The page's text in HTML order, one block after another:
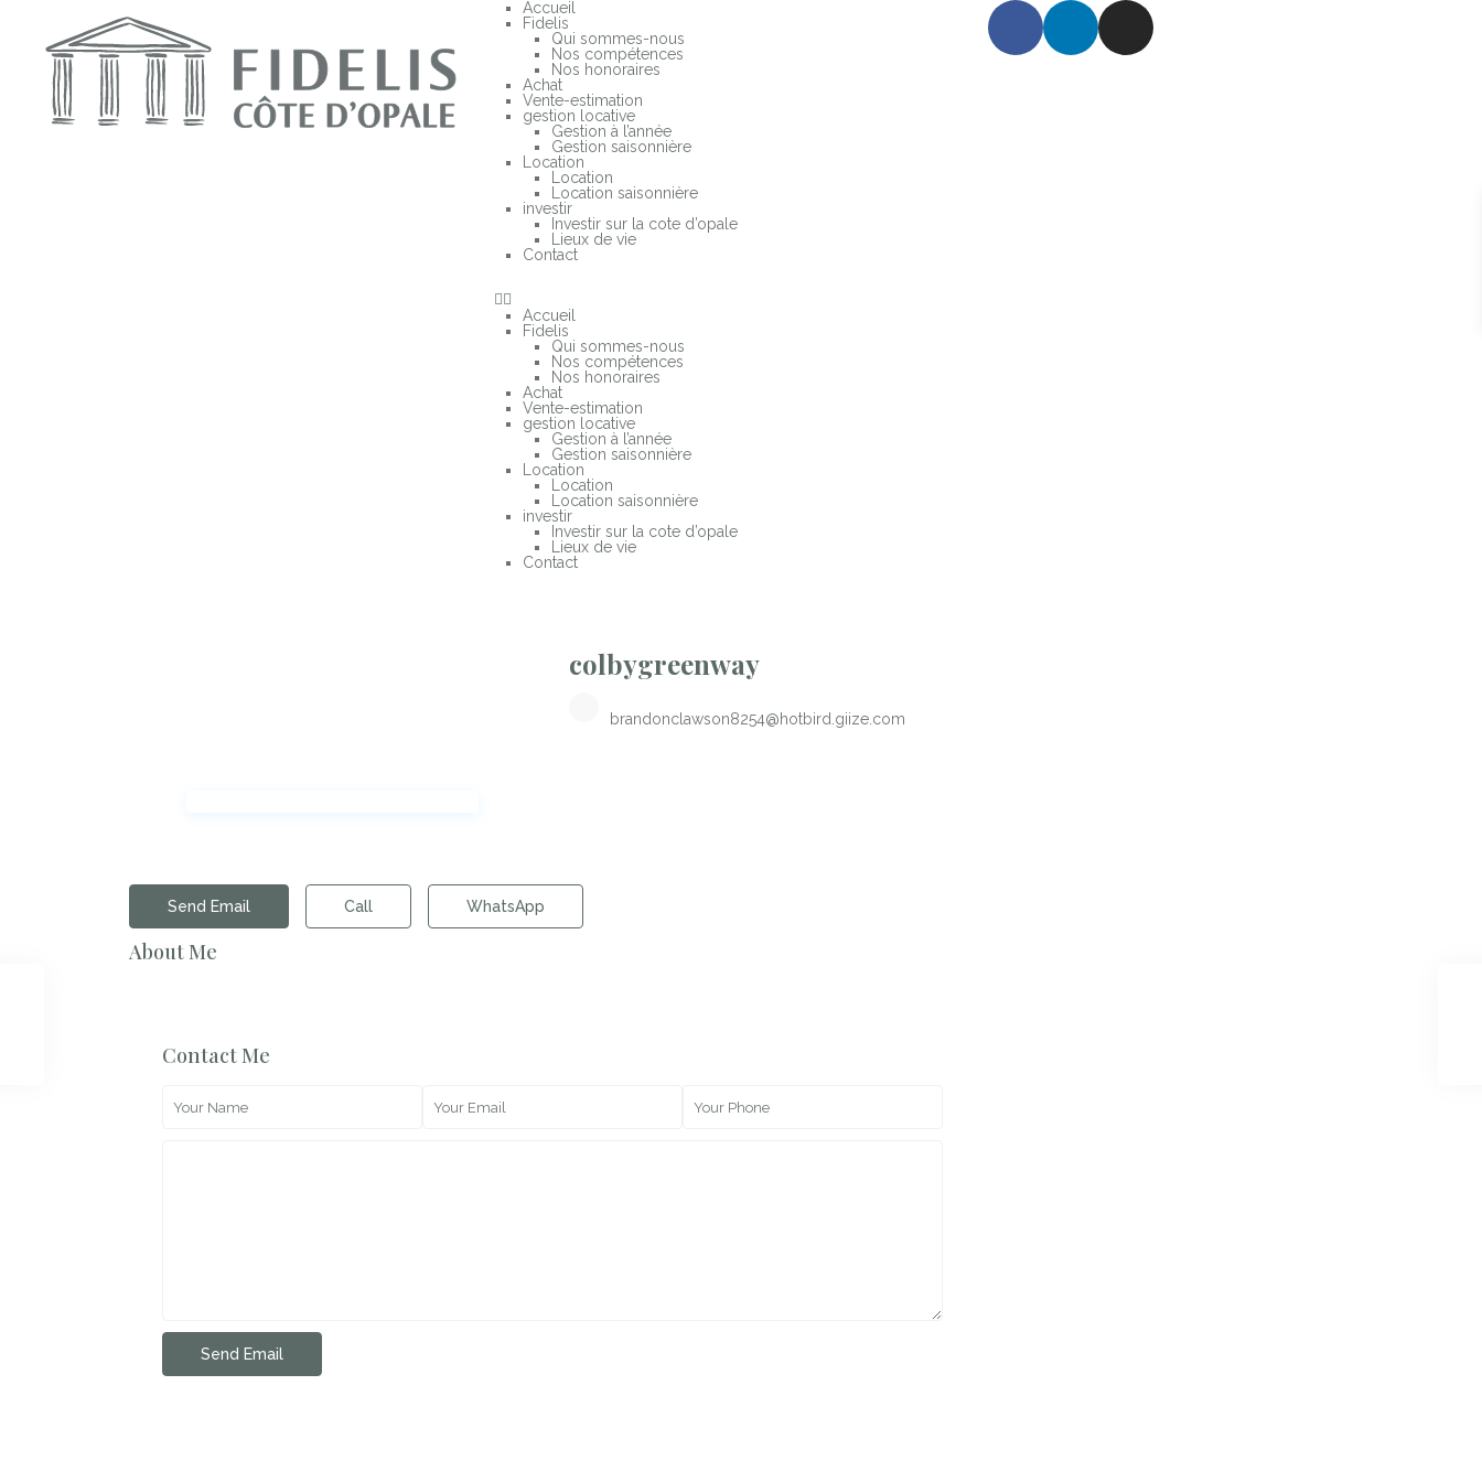
Accueil
Fidelis
Qui sommes-nous
Nos compétences
Nos honoraires
Achat
Vente-estimation
gestion locative
Gestion à l’année
Gestion saisonnière
Location
Location
Location saisonnière
investir
Investir sur la cote d’opale
Lieux de vie
Contact
Accueil
Fidelis
Qui sommes-nous
Nos compétences
Nos honoraires
Achat
Vente-estimation
gestion locative
Gestion à l’année
Gestion saisonnière
Location
Location
Location saisonnière
investir
Investir sur la cote d’opale
Lieux de vie
Contact
colbygreenway
brandonclawson8254@hotbird.giize.com
Send Email Call WhatsApp
About Me
Contact Me